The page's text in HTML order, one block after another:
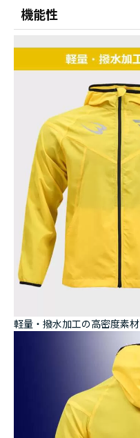
機能性
軽量・撥水加工の高密度素材